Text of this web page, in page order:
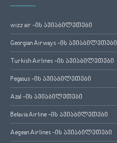
wizz air -ის ავიაბილეთები
Georgian Airways -ის ავიაბილეთები
Turkish Airlines -ის ავიაბილეთები
Pegasus -ის ავიაბილეთები
Azal -ის ავიაბილეთები
Belavia Airline -ის ავიაბილეთები
Aegean Airlines -ის ავიაბილეთები